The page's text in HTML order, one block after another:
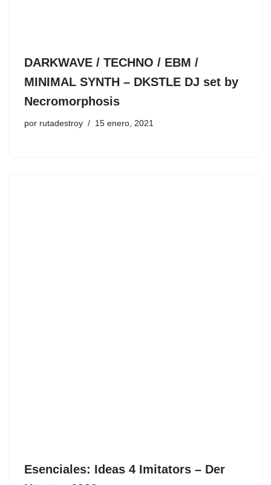
DARKWAVE / TECHNO / EBM /
MINIMAL SYNTH – DKSTLE DJ set by
Necromorphosis
por rutadestroy 15 enero, 2021
Esenciales: Ideas 4 Imitators ‎– Der